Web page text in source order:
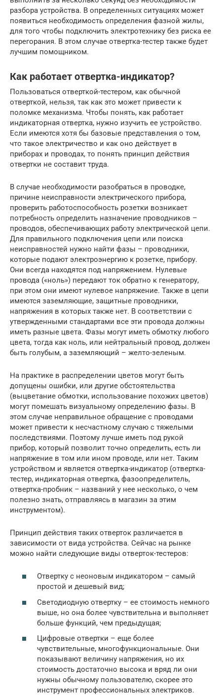
разбора устройства. В определенных ситуациях может
появиться необходимость определения фазной жилы,
для того чтобы подключить электротехнику без риска ее
перегорания. В этом случае отвертка-тестер также будет
лучшим помощником.
Как работает отвертка-индикатор?
Пользоваться отверткой-тестером, как обычной
отверткой, нельзя, так как это может привести к
поломке механизма. Чтобы понять, как работает
индикаторная отвертка, нужно изучить ее устройство.
Если имеются хотя бы базовые представления о том,
что такое электричество и как оно действует в
приборах и проводах, то понять принцип действия
отвертки не составит труда.
В случае необходимости разобраться в проводке,
причине неисправности электрического прибора,
проверить работоспособность розетки возникает
потребность определить назначение проводников –
проводов, обеспечивающих работу электрической цепи.
Для правильного подключения цепи или поиска
неисправностей нужно найти фазы – проводники,
которые подают электроэнергию к розетке, прибору.
Они всегда находятся под напряжением. Нулевые
провода («ноль») передают ток обратно к генератору,
при этом они имеют нулевое напряжение. Также в цепи
имеются заземляющие, защитные проводники,
напряжения в которых также нет. В соответствии с
утвержденными стандартами все эти провода должны
иметь разные цвета. Фазы могут иметь обмотку любого
цвета, тогда как ноль, или нейтральный провод, должен
быть голубым, а заземляющий – желто-зеленым.
На практике в распределении цветов могут быть
допущены ошибки, или другие обстоятельства
(выцветание обмотки, использование похожих цветов)
могут помешать визуальному определению фазы. В
этом случае неправильное обращение с проводами
может привести к несчастному случаю с тяжелыми
последствиями. Поэтому лучше иметь под рукой
прибор, который позволит точно определить, есть ли
напряжение в том или ином проводе, или нет. Таким
устройством и является отвертка-индикатор (отвертка-
тестер, индикаторная отвертка, фазоопределитель,
отвертка-пробник – названий у нее несколько, о чем
полезно знать, отправляясь в магазин за этим
инструментом).
Принцип действия таких отверток различается в
зависимости от вида устройства. Сейчас на рынке
можно найти следующие виды отверток-тестеров:
Отвертку с неоновым индикатором – самый
простой и дешевый вид;
Светодиодную отвертку – ее стоимость немного
выше, но она более чувствительна и выполняет
больше функций, чем предыдущая;
Цифровые отвертки – еще более
чувствительные, многофункциональные. Они
показывают величину напряжения, но их
стоимость достаточно высока и вряд ли они
нужны обычному пользователю, скорее это
инструмент профессиональных электриков.